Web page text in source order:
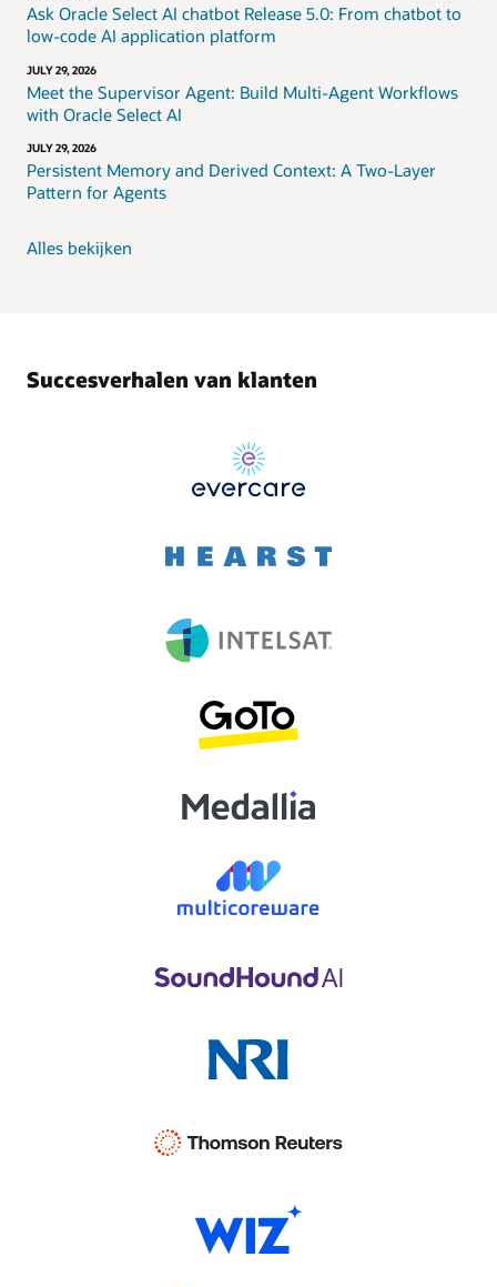
Ask Oracle Select AI chatbot Release 5.0: From chatbot to
low-code AI application platform
JULY 29, 2026
Meet the Supervisor Agent: Build Multi-Agent Workflows
with Oracle Select AI
JULY 29, 2026
Persistent Memory and Derived Context: A Two-Layer
Pattern for Agents
Alles bekijken
Succesverhalen van klanten